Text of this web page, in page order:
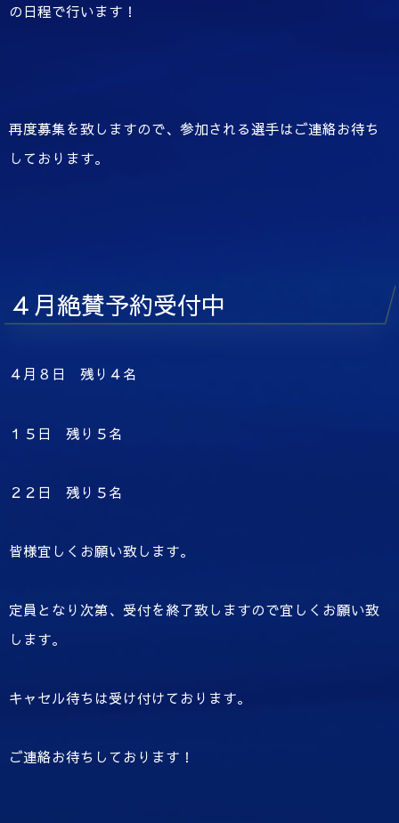
の日程で行います！
再度募集を致しますので、参加される選手はご連絡お待ち
しております。
４月絶賛予約受付中
４月８日 残り４名
１５日 残り５名
２２日 残り５名
皆様宜しくお願い致します。
定員となり次第、受付を終了致しますので宜しくお願い致
します。
キャセル待ちは受け付けております。
ご連絡お待ちしております！